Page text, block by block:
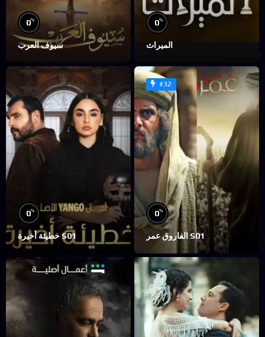
0%
سيوف العرب
0%
الميراث
0%
خطيئة أخيرة S01
#32
0%
الفاروق عمر S01